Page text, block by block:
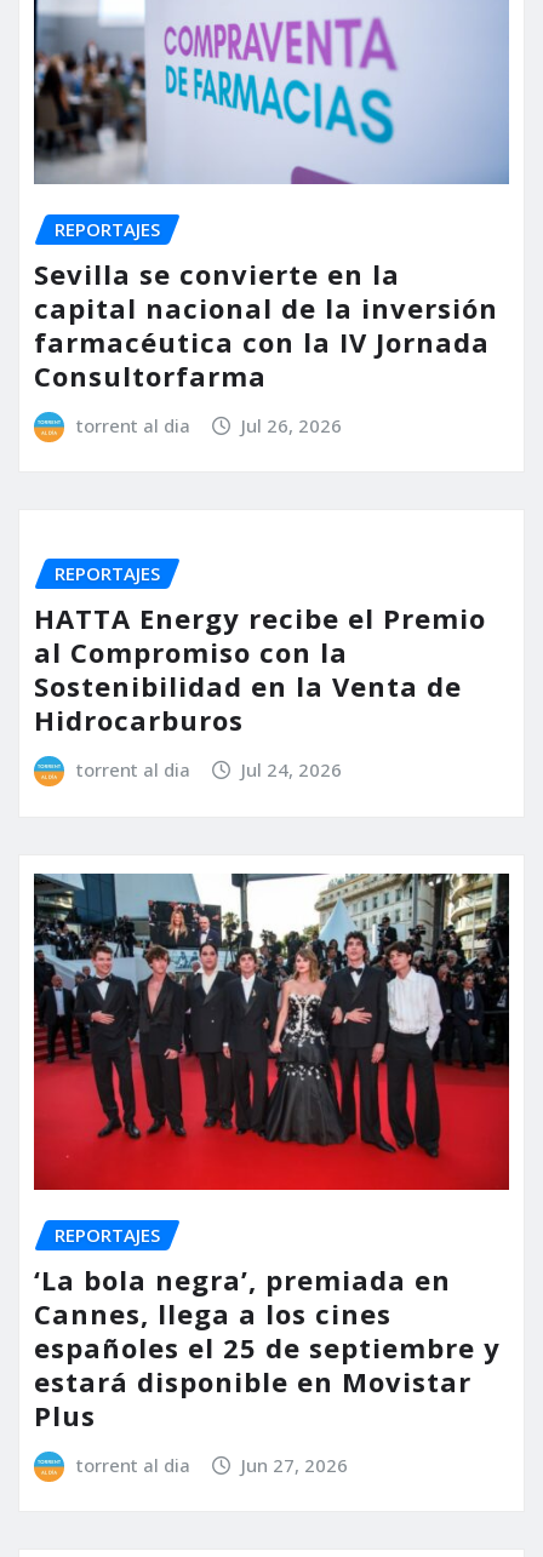
REPORTAJES
Sevilla se convierte en la
capital nacional de la inversión
farmacéutica con la IV Jornada
Consultorfarma
torrent al dia Jul 26, 2026
REPORTAJES
HATTA Energy recibe el Premio
al Compromiso con la
Sostenibilidad en la Venta de
Hidrocarburos
torrent al dia Jul 24, 2026
REPORTAJES
‘La bola negra’, premiada en
Cannes, llega a los cines
españoles el 25 de septiembre y
estará disponible en Movistar
Plus
torrent al dia Jun 27, 2026